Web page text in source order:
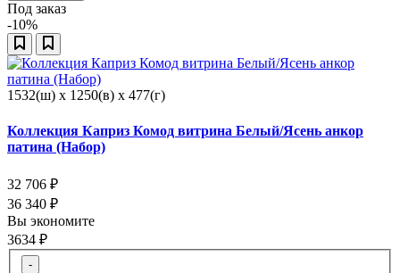
Под заказ
-10%
1532(ш) x 1250(в) x 477(г)
Коллекция Каприз Комод витрина Белый/Ясень анкор
патина (Набор)
32 706 ₽
36 340 ₽
Вы экономите
3634 ₽
-